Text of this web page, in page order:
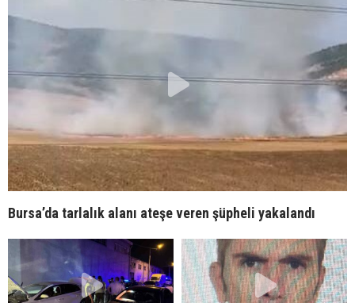
Bursa’da tarlalık alanı ateşe veren şüpheli yakalandı